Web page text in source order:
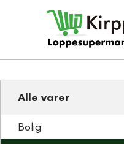
Alle varer
Bolig